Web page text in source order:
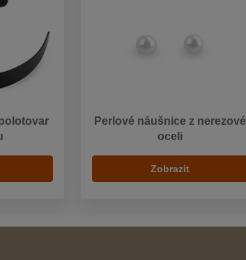
Perlové náušnice z nerezové
oceli
Zobrazit